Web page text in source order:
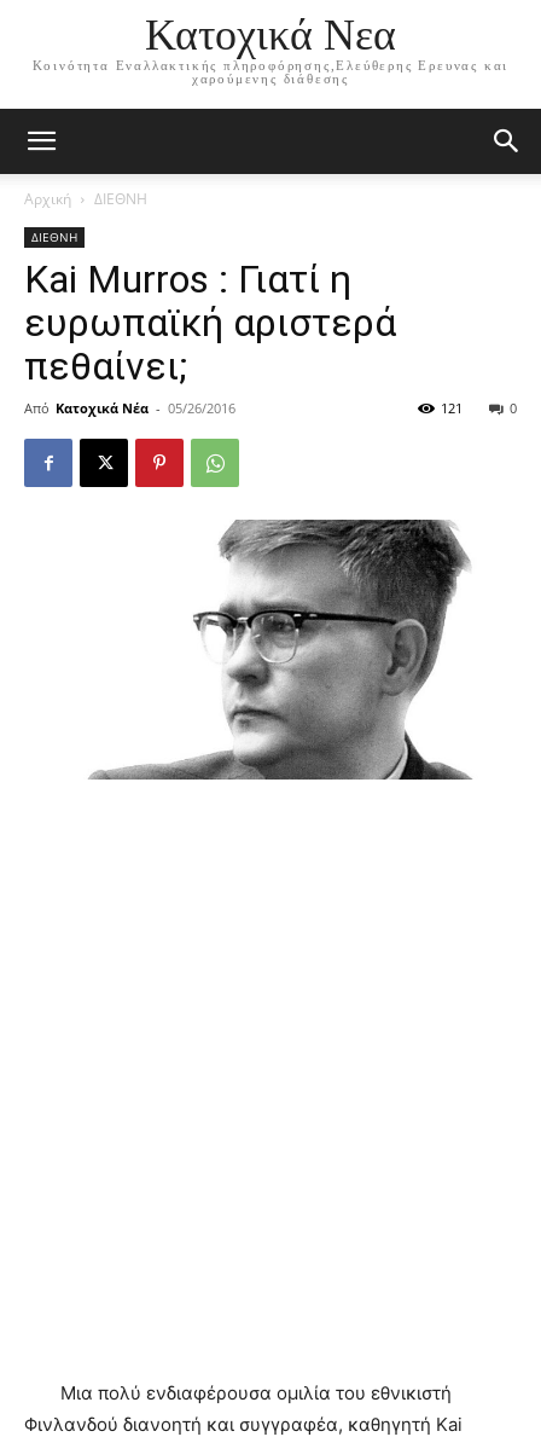
Κατοχικά Νεα
Κοινότητα Εναλλακτικής πληροφόρησης,Ελεύθερης Ερευνας και
χαρούμενης διάθεσης
Αρχική ΔΙΕΘΝΗ
ΔΙΕΘΝΗ
Kai Murros : Γιατί η
ευρωπαϊκή αριστερά
πεθαίνει;
Από Κατοχικά Νέα - 05/26/2016 0
121
Μια πολύ ενδιαφέρουσα ομιλία του εθνικιστή
Φινλανδού διανοητή και συγγραφέα, καθηγητή Kai